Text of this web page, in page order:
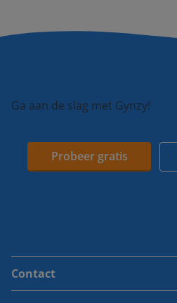
Ga aan de slag met Gynzy!
Probeer gratis
Contact